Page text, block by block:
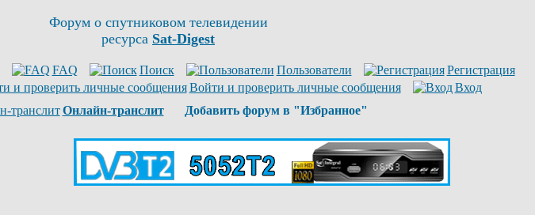
Форум о спутниковом телевидении
ресурса Sat-Digest
FAQ Поиск Пользователи
Регистрация
Войти и проверить личные сообщения
Вход
Онлайн-транслит
Добавить форум в "Избранное"